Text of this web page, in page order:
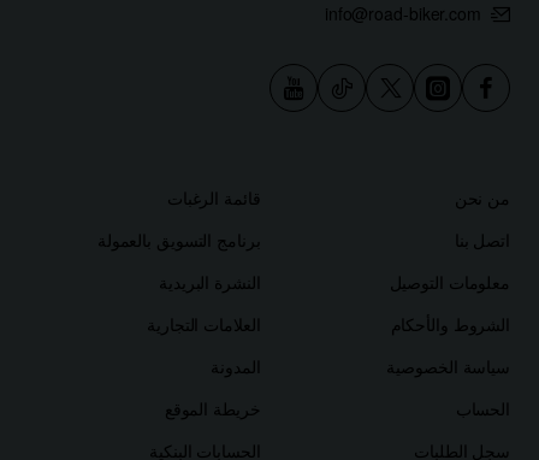
info@road-biker.com
من نحن
اتصل بنا
معلومات التوصيل
الشروط والأحكام
سياسة الخصوصية
الحساب
سجل الطلبات
قائمة الرغبات
برنامج التسويق بالعمولة
النشرة البريدية
العلامات التجارية
المدونة
خريطة الموقع
الحسابات البنكية